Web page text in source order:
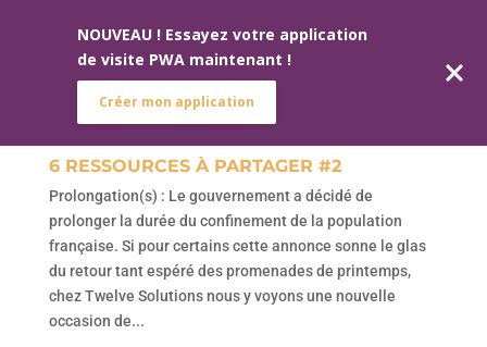
6 RESSOURCES À PARTAGER #2
Prolongation(s) : Le gouvernement a décidé de
prolonger la durée du confinement de la population
française. Si pour certains cette annonce sonne le glas
du retour tant espéré des promenades de printemps,
chez Twelve Solutions nous y voyons une nouvelle
occasion de...
NOUVEAU ! Essayez votre application
de visite PWA maintenant !
Créer mon application